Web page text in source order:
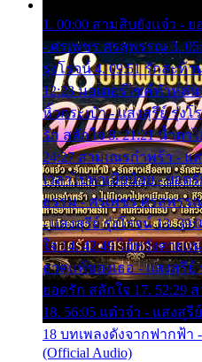
1. 00:00 สามสิบยังแจ๋ว -
- ศรเพชร ศรสุพรรณ 3.
รุ่งโรจน์ 4. 09:51 รักสะท้
12:23 มอเตอร์ไซค์ทำหล่
หิ้วกระเป๋า - แสงสุรีย์ รุ่งโ
รัก สลักใจ 8. 21:21 น้ำต
24:27 สามเณรกำพร้า - แ
เวลาไปหาเมียน้อย - ยอด
ธรรม - ศรเพชร ศรสุพรร
- แสงสุรีย์ รุ่งโรจน์ 13.
ใจ 14. 42:49 ไอ้หวังตาย
ธาตุแท้ของเธอ - แสงสุรีย์
ยอดรัก สลักใจ 17. 52:29
18. 56:05 แต๋วจ๋า - แสงสุรี
18 บทเพลงดังจากฟากฟ้า
(Official Audio)